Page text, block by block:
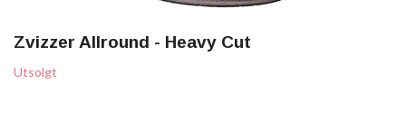
Zvizzer Allround - Heavy Cut
Utsolgt